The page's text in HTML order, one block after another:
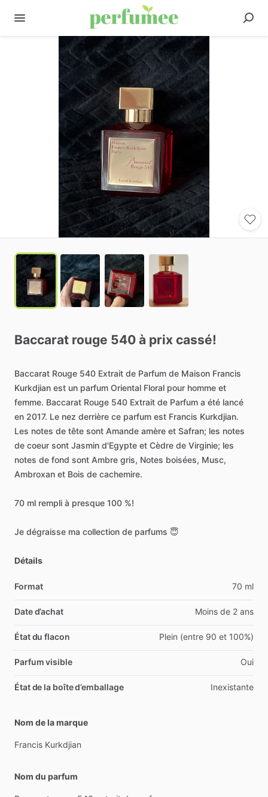
Baccarat rouge 540 à prix cassé!
Baccarat Rouge 540 Extrait de Parfum de Maison Francis
Kurkdjian est un parfum Oriental Floral pour homme et
femme. Baccarat Rouge 540 Extrait de Parfum a été lancé
en 2017. Le nez derrière ce parfum est Francis Kurkdjian.
Les notes de tête sont Amande amère et Safran; les notes
de coeur sont Jasmin d'Egypte et Cèdre de Virginie; les
notes de fond sont Ambre gris, Notes boisées, Musc,
Ambroxan et Bois de cachemire.
70 ml rempli à presque 100 %!
Je dégraisse ma collection de parfums 😇
Détails
Format 70 ml
Date d’achat Moins de 2 ans
État du flacon Plein (entre 90 et 100%)
Parfum visible Oui
État de la boîte d’emballage Inexistante
Nom de la marque
Francis Kurkdjian
Nom du parfum